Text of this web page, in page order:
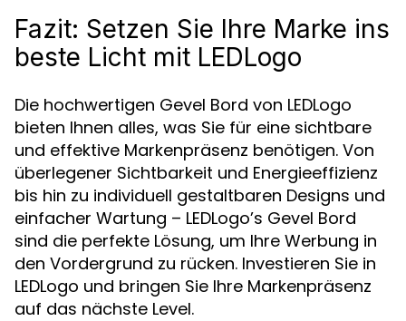
Fazit: Setzen Sie Ihre Marke ins
beste Licht mit LEDLogo
Die hochwertigen Gevel Bord von LEDLogo
bieten Ihnen alles, was Sie für eine sichtbare
und effektive Markenpräsenz benötigen. Von
überlegener Sichtbarkeit und Energieeffizienz
bis hin zu individuell gestaltbaren Designs und
einfacher Wartung – LEDLogo’s Gevel Bord
sind die perfekte Lösung, um Ihre Werbung in
den Vordergrund zu rücken. Investieren Sie in
LEDLogo und bringen Sie Ihre Markenpräsenz
auf das nächste Level.